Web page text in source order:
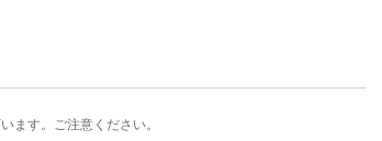
ます。ご注意ください。